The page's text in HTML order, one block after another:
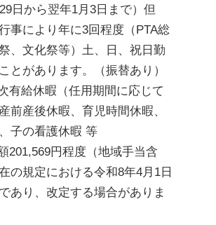
日から翌年1月3日まで）但
事により年に3回程度（PTA総
、文化祭等）土、日、祝日勤
とがあります。（振替あり）
有給休暇（任用期間に応じて
前産後休暇、育児時間休暇、
子の看護休暇 等
201,569円程度（地域手当含
の規定における令和8年4月1日
あり、改定する場合がありま